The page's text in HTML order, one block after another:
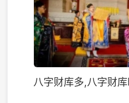
八字财库多,八字财